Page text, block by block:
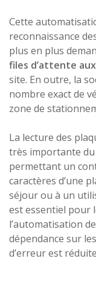
Cette
reconnaissance
plus en plus
files d’attente
site. En outre, la
nombre exact de
zone de
La lecture des
très importante du
permettant un
caractères d’une
séjour ou à un
est essentiel pour
l’automatisation
dépendance sur
d’erreur est